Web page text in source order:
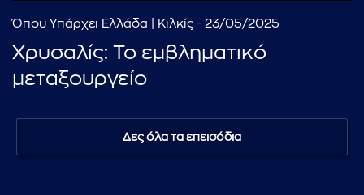
Όπου Υπάρχει Ελλάδα | Κιλκίς - 23/05/2025
Χρυσαλίς: Το εμβληματικό
μεταξουργείο
Δες όλα τα επεισόδια